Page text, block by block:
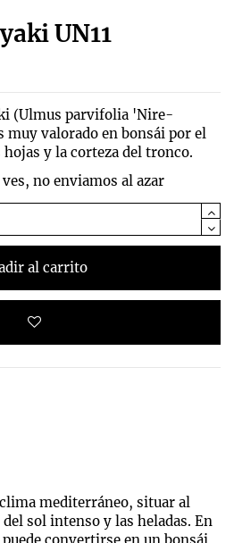
UN11
(Ulmus parvifolia 'Nire-
muy valorado en bonsái por el
hojas y la corteza del tronco.
no enviamos al azar
al carrito
mediterráneo, situar al
sol intenso y las heladas. En